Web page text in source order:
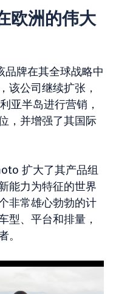
欧洲的伟大
品牌在其全球战略中
该公司继续扩张，
亚半岛进行营销，
，并增强了其国际
扩大了其产品组
能力为特征的世界
非常雄心勃勃的计
型、平台和排量，
。